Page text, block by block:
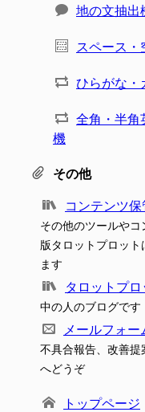
地の文抽出
スペース・
ひらがな・
全角・半角
機
その他
コンテンツ保
その他のツールや
版タロットプロッ
ます
タロットプ
中の人のブログです
メールフォー
不具合報告、改善提
へどうぞ
トップページ